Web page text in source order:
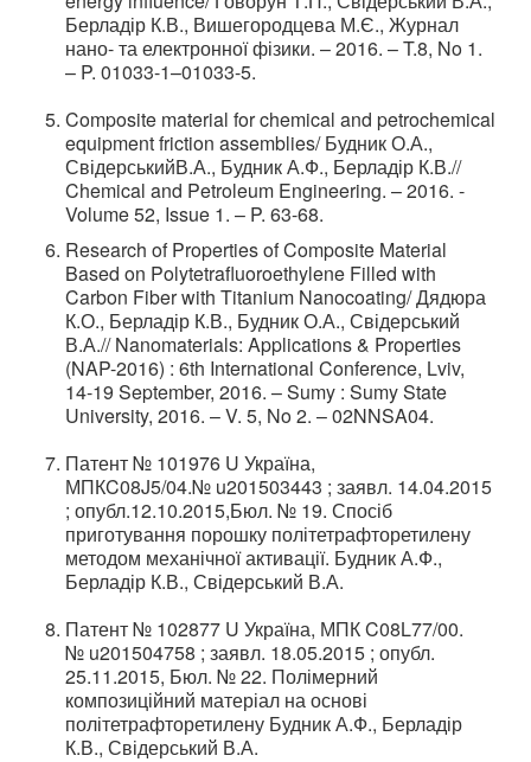
Берладір К.В., Вишегородцева М.Є., Журнал
нано- та електронної фізики. – 2016. – T.8, No 1.
– P. 01033-1–01033-5.
Composite material for chemical and petrochemical
equipment friction assemblies/ Будник О.А.,
СвідерськийВ.А., Будник А.Ф., Берладір К.В.//
Chemical and Petroleum Engineering. – 2016. -
Volume 52, Issue 1. – P. 63-68.
Research of Properties of Composite Material
Based on Polytetrafluoroethylene Filled with
Carbon Fiber with Titanium Nanocoating/ Дядюра
К.О., Берладір К.В., Будник О.А., Свідерський
В.А.// Nanomaterials: Applications & Properties
(NAP-2016) : 6th International Conference, Lviv,
14-19 September, 2016. – Sumy : Sumy State
University, 2016. – V. 5, No 2. – 02NNSA04.
Патент № 101976 U Україна,
МПКC08J5/04.№ u201503443 ; заявл. 14.04.2015
; опубл.12.10.2015,Бюл. № 19. Спосіб
приготування порошку політетрафторетилену
методом механічної активації. Будник А.Ф.,
Берладір К.В., Свідерський В.А.
Патент № 102877 U Україна, МПК C08L77/00.
№ u201504758 ; заявл. 18.05.2015 ; опубл.
25.11.2015, Бюл. № 22. Полімерний
композиційний матеріал на основі
політетрафторетилену Будник А.Ф., Берладір
К.В., Свідерський В.А.